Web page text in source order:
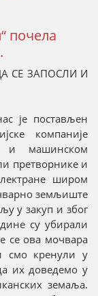
почела
СЕ ЗАПОСЛИ И
је постављен
компаније
и машинском
претворнике и
широм
земљиште
у закуп и због
су убирали
се ова мочвара
смо кренули у
их доведемо у
земаља.